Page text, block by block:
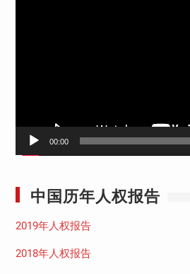
00:00
中国历年人权报告
2019年人权报告
2018年人权报告